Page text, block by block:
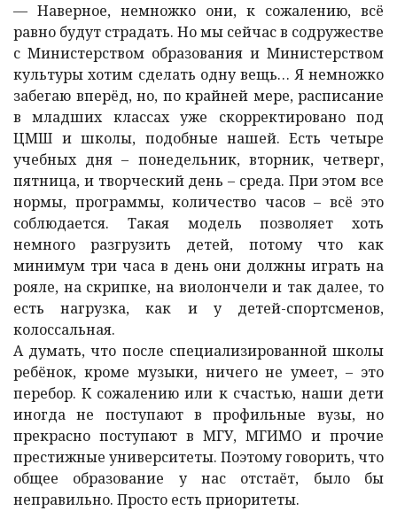
— Наверное, немножко они, к сожалению, всё
равно будут страдать. Но мы сейчас в содружестве
с Министерством образования и Министерством
культуры хотим сделать одну вещь… Я немножко
забегаю вперёд, но, по крайней мере, расписание
в младших классах уже скорректировано под
ЦМШ и школы, подобные нашей. Есть четыре
учебных дня – понедельник, вторник, четверг,
пятница, и творческий день – среда. При этом все
нормы, программы, количество часов – всё это
соблюдается. Такая модель позволяет хоть
немного разгрузить детей, потому что как
минимум три часа в день они должны играть на
рояле, на скрипке, на виолончели и так далее, то
есть нагрузка, как и у детей-спортсменов,
колоссальная.
А думать, что после специализированной школы
ребёнок, кроме музыки, ничего не умеет, – это
перебор. К сожалению или к счастью, наши дети
иногда не поступают в профильные вузы, но
прекрасно поступают в МГУ, МГИМО и прочие
престижные университеты. Поэтому говорить, что
общее образование у нас отстаёт, было бы
неправильно. Просто есть приоритеты.